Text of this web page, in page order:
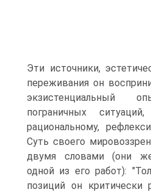
Эти источники,
переживания он
пограничных
рациональному,
Суть своего
двумя словами (они
одной из его работ):
позиций он критически